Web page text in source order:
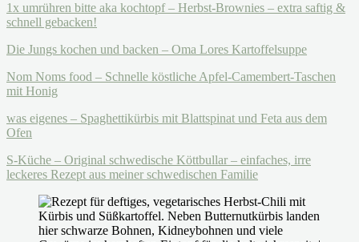
1x umrühren bitte aka kochtopf – Herbst-Brownies – extra saftig &
schnell gebacken!
Die Jungs kochen und backen – Oma Lores Kartoffelsuppe
Nom Noms food – Schnelle köstliche Apfel-Camembert-Taschen
mit Honig
was eigenes – Spaghettikürbis mit Blattspinat und Feta aus dem
Ofen
S-Küche – Original schwedische Köttbullar – einfaches, irre
leckeres Rezept aus meiner schwedischen Familie